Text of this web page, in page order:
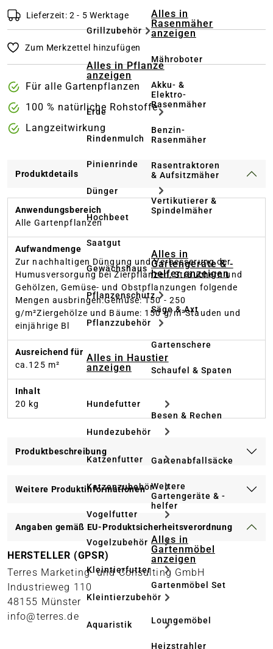
Grillzubehör
Alles in Pflanze
anzeigen
Erde
Rindenmulch
Pinienrinde
Dünger
Hochbeet
Saatgut
Gewächshaus
Pflanzenschutz
Pflanzzubehör
Alles in Haustier
anzeigen
Hundefutter
Hundezubehör
Katzenfutter
Katzenzubehör
Vogelfutter
Vogelzubehör
Kleintierfutter
Kleintierzubehör
Aquaristik
Alles in
Rasenmäher
anzeigen
Mähroboter
Akku- &
Elektro-
Rasenmäher
Benzin-
Rasenmäher
Rasentraktoren
& Aufsitzmäher
Vertikutierer &
Spindelmäher
Alles in
Gartengeräte & -
helfer anzeigen
Säge & Axt
Gartenschere
Schaufel & Spaten
Besen & Rechen
Gartenabfallsäcke
Weitere
Gartengeräte & -
helfer
Alles in
Gartenmöbel
anzeigen
Gartenmöbel Set
Loungemöbel
Heizstrahler
Lieferzeit: 2 - 5 Werktage
Zum Merkzettel hinzufügen
Für alle Gartenpflanzen
100 % natürliche Rohstoffe
Langzeitwirkung
Produktdetails
Anwendungsbereich
Alle Gartenpflanzen
Aufwandmenge
Zur nachhaltigen Düngung und Verbesserung der
Humusversorgung bei Zierpflanzen, Sträuchern und
Gehölzen, Gemüse- und Obstpflanzungen folgende
Mengen ausbringen:Gemüse: 150 - 250
g/m²Ziergehölze und Bäume: 150 g/m²Stauden und
einjährige Bl
Ausreichend für
ca.125 m²
Inhalt
20 kg
Produktbeschreibung
Weitere Produktinformationen
Angaben gemäß EU-Produktsicherheitsverordnung
HERSTELLER (GPSR)
Terres Marketing- und Consulting GmbH
Industrieweg 110
48155 Münster
info@terres.de